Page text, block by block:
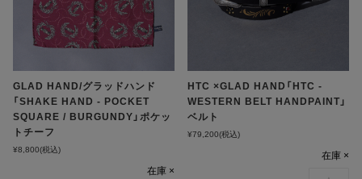
GLAD HAND/グラッドハンド
「SHAKE HAND - POCKET
SQUARE / BURGUNDY」ポケッ
トチーフ
¥8,800(税込)
在庫 ×
HTC ×GLAD HAND「HTC -
WESTERN BELT HANDPAINT」
ベルト
¥79,200(税込)
在庫 ×